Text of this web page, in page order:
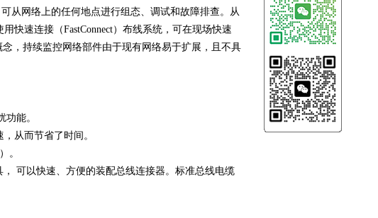
从网络上的任何地点进行组态、调试和故障排查。从
快速连接（FastConnect）布线系统，可在现场快速
，持续监控网络部件由于现有网络易于扩展，且不具
能。
从而节省了时间。
。
可以快速、方便的装配总线连接器。标准总线电缆